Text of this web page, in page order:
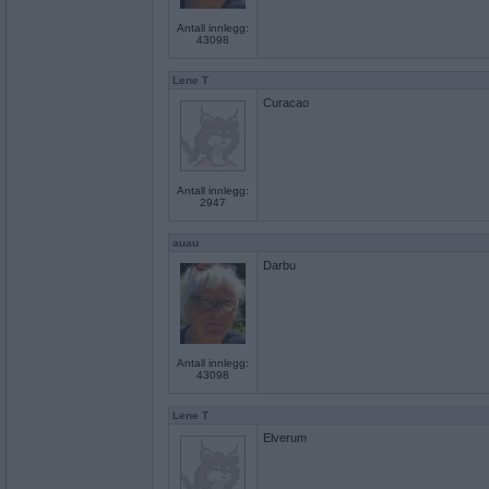
Antall innlegg:
43098
Lene T
Antall innlegg:
2947
Curacao
auau
Antall innlegg:
43098
Darbu
Lene T
Elverum